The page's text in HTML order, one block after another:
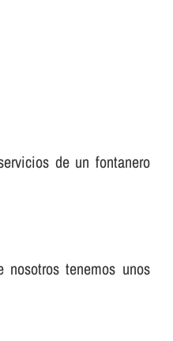
de un fontanero
tenemos unos